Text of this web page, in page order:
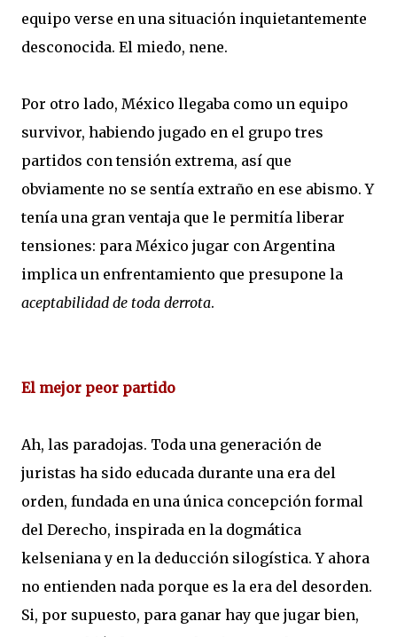
equipo verse en una situación inquietantemente
desconocida. El miedo, nene.
Por otro lado, México llegaba como un equipo
survivor, habiendo jugado en el grupo tres
partidos con tensión extrema, así que
obviamente no se sentía extraño en ese abismo. Y
tenía una gran ventaja que le permitía liberar
tensiones: para México jugar con Argentina
implica un enfrentamiento que presupone la
aceptabilidad de toda derrota.
El mejor peor partido
Ah, las paradojas. Toda una generación de
juristas ha sido educada durante una era del
orden, fundada en una única concepción formal
del Derecho, inspirada en la dogmática
kelseniana y en la deducción silogística. Y ahora
no entienden nada porque es la era del desorden.
Si, por supuesto, para ganar hay que jugar bien,